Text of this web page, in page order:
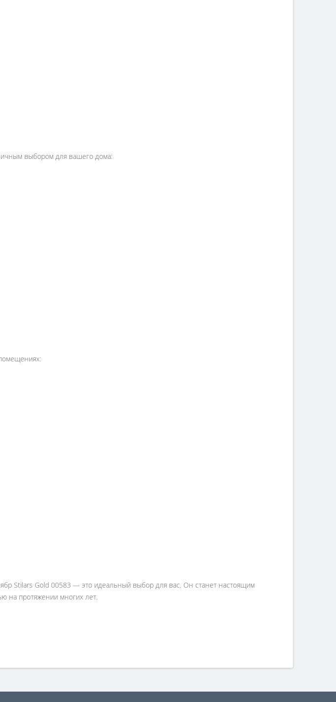
выбором для вашего дома:
Stilars Gold 00583 — это идеальный выбор для вас. Он станет настоящим
на протяжении многих лет.